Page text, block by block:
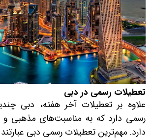
تعطیلات رسمی در دبی
علاوه بر تعطیلات آخر هفته، دبی
رسمی دارد که به مناسبت‌های مذهبی
دارد. مهم‌ترین تعطیلات رسمی دبی عبارتند